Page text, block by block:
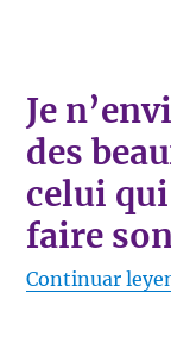
Je
des
celui
faire
Continuar